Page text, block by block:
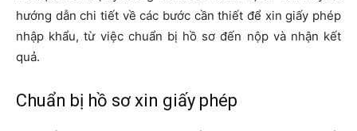
hướng dẫn chi tiết về các bước cần thiết để xin giấy phép
nhập khẩu, từ việc chuẩn bị hồ sơ đến nộp và nhận kết
quả.
Chuẩn bị hồ sơ xin giấy phép